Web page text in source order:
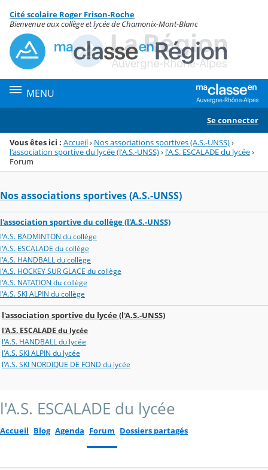
Menu de la rubrique
Contenu
Cité scolaire Roger Frison-Roche
Bienvenue aux collège et lycée de Chamonix-Mont-Blanc
MENU
Se connecter
Vous êtes ici : Accueil› Nos associations sportives (A.S.-UNSS)›
l'association sportive du lycée (l'A.S.-UNSS)› l'A.S. ESCALADE du lycée›
Forum
Nos associations sportives (A.S.-UNSS)
l'association sportive du collège (l'A.S.-UNSS)
l'A.S. BADMINTON du collège
l'A.S. ESCALADE du collège
l'A.S. HANDBALL du collège
l'A.S. HOCKEY SUR GLACE du collège
l'A.S. NATATION du collège
l'A.S. SKI ALPIN du collège
l'association sportive du lycée (l'A.S.-UNSS)
l'A.S. ESCALADE du lycée
l'A.S. HANDBALL du lycée
l'A.S. SKI ALPIN du lycée
l'A.S. SKI NORDIQUE DE FOND du lycée
l'A.S. ESCALADE du lycée
Accueil Blog Agenda Forum Dossiers partagés